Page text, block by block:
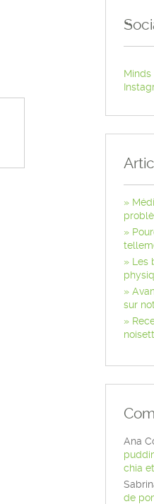
Minds
Les
sur
Ana
chia
de